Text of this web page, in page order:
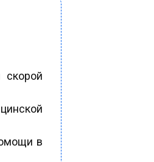
скорой
в